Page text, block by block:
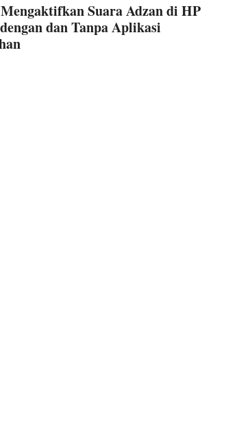
Suara Adzan di HP
dan Tanpa Aplikasi